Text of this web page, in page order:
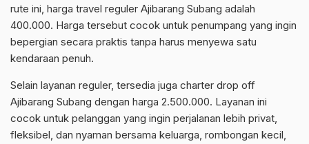
rute ini, harga travel reguler Ajibarang Subang adalah
400.000. Harga tersebut cocok untuk penumpang yang ingin
bepergian secara praktis tanpa harus menyewa satu
kendaraan penuh.
Selain layanan reguler, tersedia juga charter drop off
Ajibarang Subang dengan harga 2.500.000. Layanan ini
cocok untuk pelanggan yang ingin perjalanan lebih privat,
fleksibel, dan nyaman bersama keluarga, rombongan kecil,